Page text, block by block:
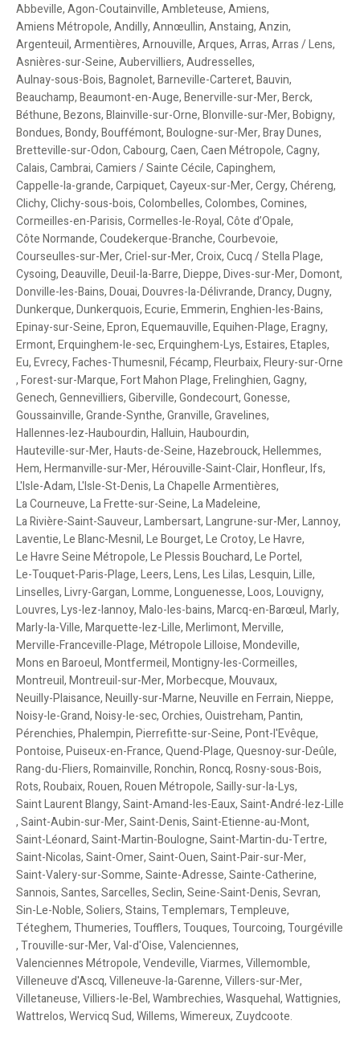
Abbeville,Agon-Coutainville,Ambleteuse,Amiens,
Amiens Métropole,Andilly,Annœullin,Anstaing,Anzin,
Argenteuil,Armentières,Arnouville,Arques,Arras,Arras / Lens,
Asnières-sur-Seine,Aubervilliers,Audresselles,
Aulnay-sous-Bois,Bagnolet,Barneville-Carteret,Bauvin,
Beauchamp,Beaumont-en-Auge,Benerville-sur-Mer,Berck,
Béthune,Bezons,Blainville-sur-Orne,Blonville-sur-Mer,Bobigny,
Bondues,Bondy,Bouffémont,Boulogne-sur-Mer,Bray Dunes,
Bretteville-sur-Odon,Cabourg,Caen,Caen Métropole,Cagny,
Calais,Cambrai,Camiers / Sainte Cécile,Capinghem,
Cappelle-la-grande,Carpiquet,Cayeux-sur-Mer,Cergy,Chéreng,
Clichy,Clichy-sous-bois,Colombelles,Colombes,Comines,
Cormeilles-en-Parisis,Cormelles-le-Royal,Côte d’Opale,
Côte Normande,Coudekerque-Branche,Courbevoie,
Courseulles-sur-Mer,Criel-sur-Mer,Croix,Cucq / Stella Plage,
Cysoing,Deauville,Deuil-la-Barre,Dieppe,Dives-sur-Mer,Domont,
Donville-les-Bains,Douai,Douvres-la-Délivrande,Drancy,Dugny,
Dunkerque,Dunkerquois,Ecurie,Emmerin,Enghien-les-Bains,
Epinay-sur-Seine,Epron,Equemauville,Equihen-Plage,Eragny,
Ermont,Erquinghem-le-sec,Erquinghem-Lys,Estaires,Etaples,
Eu,Evrecy,Faches-Thumesnil,Fécamp,Fleurbaix,Fleury-sur-Orne
,Forest-sur-Marque,Fort Mahon Plage,Frelinghien,Gagny,
Genech,Gennevilliers,Giberville,Gondecourt,Gonesse,
Goussainville,Grande-Synthe,Granville,Gravelines,
Hallennes-lez-Haubourdin,Halluin,Haubourdin,
Hauteville-sur-Mer,Hauts-de-Seine,Hazebrouck,Hellemmes,
Hem,Hermanville-sur-Mer,Hérouville-Saint-Clair,Honfleur,Ifs,
L'Isle-Adam,L'Isle-St-Denis,La Chapelle Armentières,
La Courneuve,La Frette-sur-Seine,La Madeleine,
La Rivière-Saint-Sauveur,Lambersart,Langrune-sur-Mer,Lannoy,
Laventie,Le Blanc-Mesnil,Le Bourget,Le Crotoy,Le Havre,
Le Havre Seine Métropole,Le Plessis Bouchard,Le Portel,
Le-Touquet-Paris-Plage,Leers,Lens,Les Lilas,Lesquin,Lille,
Linselles,Livry-Gargan,Lomme,Longuenesse,Loos,Louvigny,
Louvres,Lys-lez-lannoy,Malo-les-bains,Marcq-en-Barœul,Marly,
Marly-la-Ville,Marquette-lez-Lille,Merlimont,Merville,
Merville-Franceville-Plage,Métropole Lilloise,Mondeville,
Mons en Baroeul,Montfermeil,Montigny-les-Cormeilles,
Montreuil,Montreuil-sur-Mer,Morbecque,Mouvaux,
Neuilly-Plaisance,Neuilly-sur-Marne,Neuville en Ferrain,Nieppe,
Noisy-le-Grand,Noisy-le-sec,Orchies,Ouistreham,Pantin,
Pérenchies,Phalempin,Pierrefitte-sur-Seine,Pont-l'Evêque,
Pontoise,Puiseux-en-France,Quend-Plage,Quesnoy-sur-Deûle,
Rang-du-Fliers,Romainville,Ronchin,Roncq,Rosny-sous-Bois,
Rots,Roubaix,Rouen,Rouen Métropole,Sailly-sur-la-Lys,
Saint Laurent Blangy,Saint-Amand-les-Eaux,Saint-André-lez-Lille
,Saint-Aubin-sur-Mer,Saint-Denis,Saint-Etienne-au-Mont,
Saint-Léonard,Saint-Martin-Boulogne,Saint-Martin-du-Tertre,
Saint-Nicolas,Saint-Omer,Saint-Ouen,Saint-Pair-sur-Mer,
Saint-Valery-sur-Somme,Sainte-Adresse,Sainte-Catherine,
Sannois,Santes,Sarcelles,Seclin,Seine-Saint-Denis,Sevran,
Sin-Le-Noble,Soliers,Stains,Templemars,Templeuve,
Téteghem,Thumeries,Toufflers,Touques,Tourcoing,Tourgéville
,Trouville-sur-Mer,Val-d'Oise,Valenciennes,
Valenciennes Métropole,Vendeville,Viarmes,Villemomble,
Villeneuve d'Ascq,Villeneuve-la-Garenne,Villers-sur-Mer,
Villetaneuse,Villiers-le-Bel,Wambrechies,Wasquehal,Wattignies,
Wattrelos,Wervicq Sud,Willems,Wimereux, Zuydcoote.